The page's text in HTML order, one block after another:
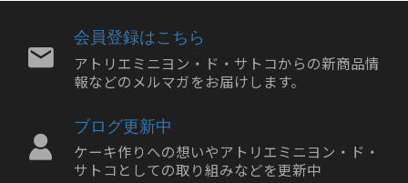
2024年06月
2024年05月
2024年04月
2024年02月
2024年01月
会員登録はこちら
アトリエミニヨン・ド・サトコからの新商品情
報などのメルマガをお届けします。
ブログ更新中
ケーキ作りへの想いやアトリエミニヨン・ド・
サトコとしての取り組みなどを更新中